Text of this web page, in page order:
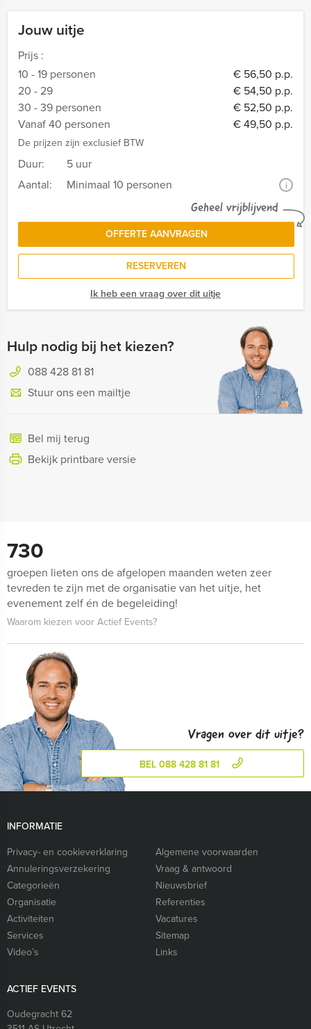
Jouw uitje
Prijs :
10 - 19 personen
€ 56,50 p.p.
20 - 29
€ 54,50 p.p.
30 - 39 personen
€ 52,50 p.p.
Vanaf 40 personen
€ 49,50 p.p.
De prijzen zijn exclusief BTW
Duur:
5 uur
Aantal:
Minimaal 10 personen i
Geheel vrijblijvend
OFFERTE AANVRAGEN
RESERVEREN
Ik heb een vraag over dit uitje
Hulp nodig bij het kiezen?
088 428 81 81
Stuur ons een mailtje
Bel mij terug
Bekijk printbare versie
730
groepen lieten ons de afgelopen maanden weten zeer
tevreden te zijn met de organisatie van het uitje, het
evenement zelf én de begeleiding!
Waarom kiezen voor Actief Events?
Vragen over dit uitje?
BEL 088 428 81 81
INFORMATIE
Privacy- en cookieverklaring
Algemene voorwaarden
Annuleringsverzekering
Vraag & antwoord
Categorieën
Nieuwsbrief
Organisatie
Referenties
Activiteiten
Vacatures
Services
Sitemap
Video’s
Links
ACTIEF EVENTS
Oudegracht 62